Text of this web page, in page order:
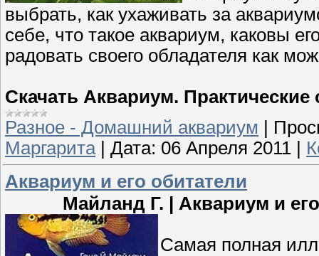
выбрать, как ухаживать за
себе, что такое аквариум, каковы
радовать своего обладателя как
Скачать Аквариум.
Разное - Домашний аквариум |
Маргарита | Дата: 06 Апреля 2011 |
Аквариум и его обитатели
Майланд Г. | Аквариум и
Самая полная